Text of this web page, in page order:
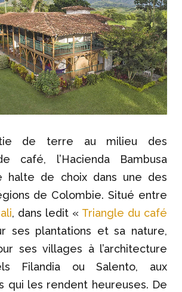
de terre au milieu des
café, l’Hacienda Bambusa
halte de choix dans une des
de Colombie. Situé entre
, dans ledit « Triangle du café
ses plantations et sa nature,
ses villages à l’architecture
Filandia ou Salento, aux
qui les rendent heureuses. De